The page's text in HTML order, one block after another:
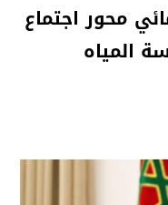
محور اجتماع
المياه